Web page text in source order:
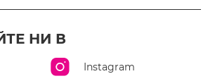
НИ В
Instagram